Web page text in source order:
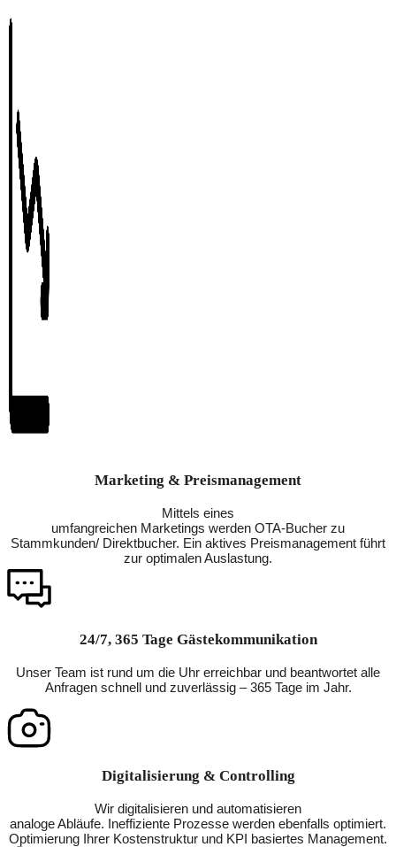
Marketing & Preismanagement
Mittels eines
umfangreichen Marketings werden OTA-Bucher zu
Stammkunden/ Direktbucher. Ein aktives Preismanagement führt
zur optimalen Auslastung.
24/7, 365 Tage Gästekommunikation
Unser Team ist rund um die Uhr erreichbar und beantwortet alle
Anfragen schnell und zuverlässig – 365 Tage im Jahr.
Digitalisierung & Controlling
Wir digitalisieren und automatisieren
analoge Abläufe. Ineffiziente Prozesse werden ebenfalls optimiert.
Optimierung Ihrer Kostenstruktur und KPI basiertes Management.